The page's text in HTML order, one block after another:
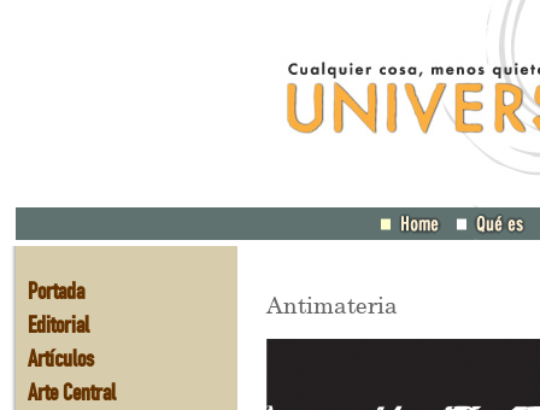
Portada
Editorial
Artículos
Arte Central
Antimateria